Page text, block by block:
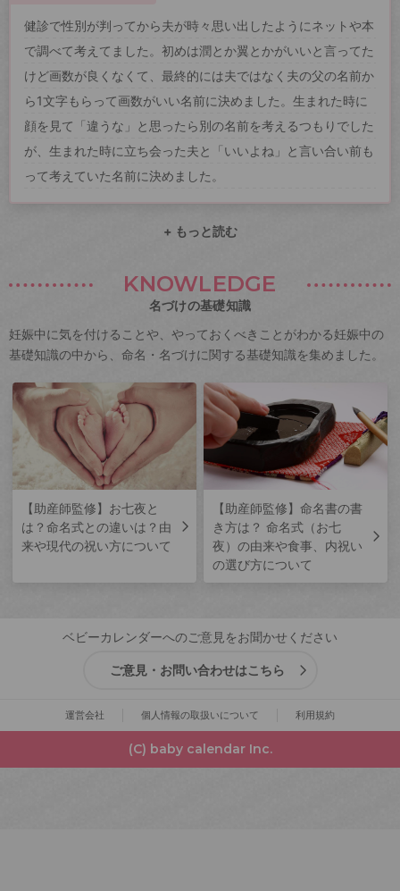
健診で性別が判ってから夫が時々思い出したようにネットや本
で調べて考えてました。初めは潤とか翼とかがいいと言ってた
けど画数が良くなくて、最終的には夫ではなく夫の父の名前か
ら1文字もらって画数がいい名前に決めました。生まれた時に
顔を見て「違うな」と思ったら別の名前を考えるつもりでした
が、生まれた時に立ち会った夫と「いいよね」と言い合い前も
って考えていた名前に決めました。
+ もっと読む
KNOWLEDGE
名づけの基礎知識
妊娠中に気を付けることや、やっておくべきことがわかる妊娠中の
基礎知識の中から、命名・名づけに関する基礎知識を集めました。
【助産師監修】お七夜と
は？命名式との違いは？由
来や現代の祝い方について
【助産師監修】命名書の書
き方は？ 命名式（お七
夜）の由来や食事、内祝い
の選び方について
ベビーカレンダーへのご意見をお聞かせください
ご意見・お問い合わせはこちら
運営会社 個人情報の取扱いについて 利用規約
(C) baby calendar Inc.